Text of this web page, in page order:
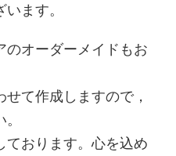
ます。
のオーダーメイドもお
て作成しますので，
ております。心を込め